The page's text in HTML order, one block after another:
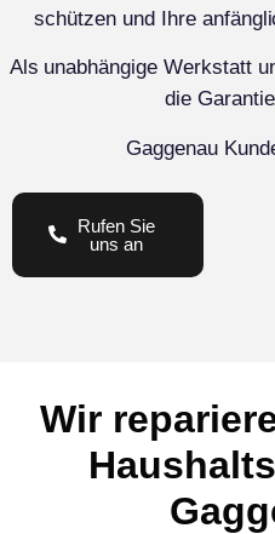
schützen und Ihre
Als unabhängige Werkstatt
die
Gaggenau
Rufen Sie
uns an
Wir